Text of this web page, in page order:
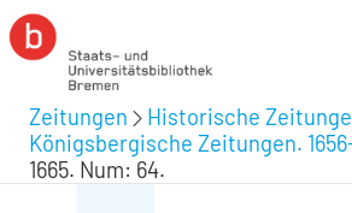
Zeitungen
Historische
Königsbergische Zeitungen.
1665. Num: 64.